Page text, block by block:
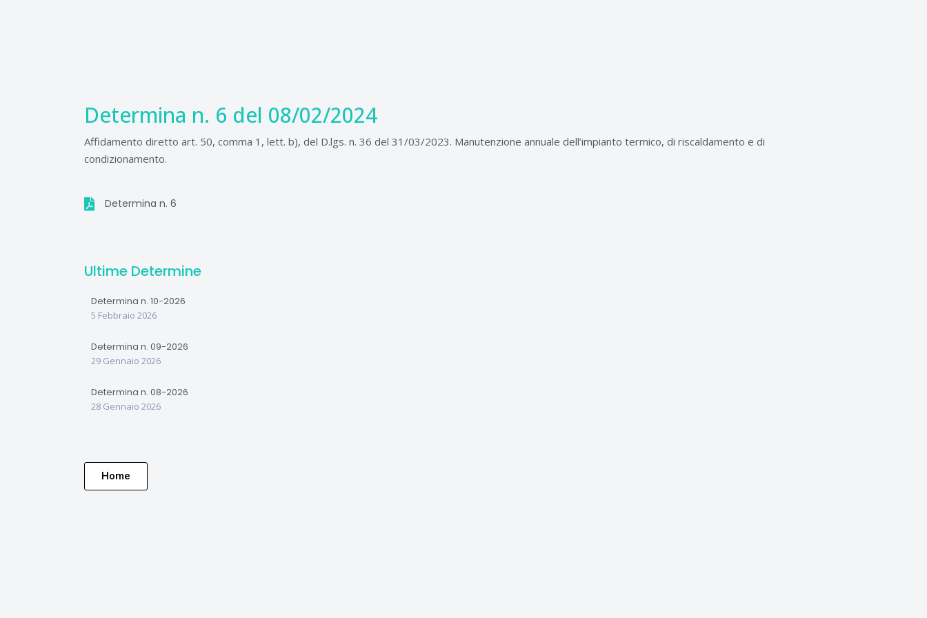
Determina n. 6 del 08/02/2024
Affidamento diretto art. 50, comma 1, lett. b), del D.lgs. n. 36 del 31/03/2023. Manutenzione annuale dell’impianto termico, di riscaldamento e di
condizionamento.
Determina n. 6
Ultime Determine
Determina n. 10-2026
5 Febbraio 2026
Determina n. 09-2026
29 Gennaio 2026
Determina n. 08-2026
28 Gennaio 2026
Home